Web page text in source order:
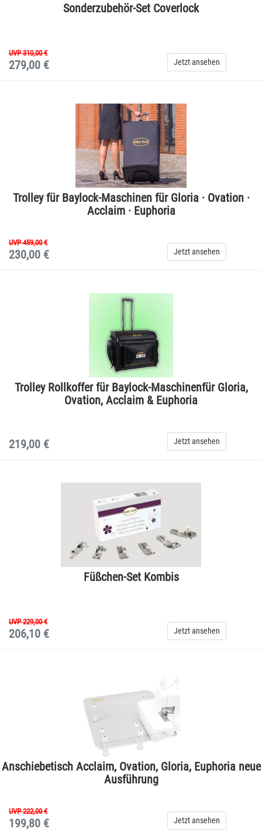
Sonderzubehör-Set Coverlock
UVP 310,00 €
279,00 € Jetzt ansehen
Trolley für Baylock-Maschinen für Gloria · Ovation ·
Acclaim · Euphoria
UVP 459,00 €
230,00 € Jetzt ansehen
Trolley Rollkoffer für Baylock-Maschinenfür Gloria,
Ovation, Acclaim & Euphoria
219,00 € Jetzt ansehen
Füßchen-Set Kombis
UVP 229,00 €
206,10 € Jetzt ansehen
Anschiebetisch Acclaim, Ovation, Gloria, Euphoria neue
Ausführung
UVP 222,00 €
199,80 € Jetzt ansehen